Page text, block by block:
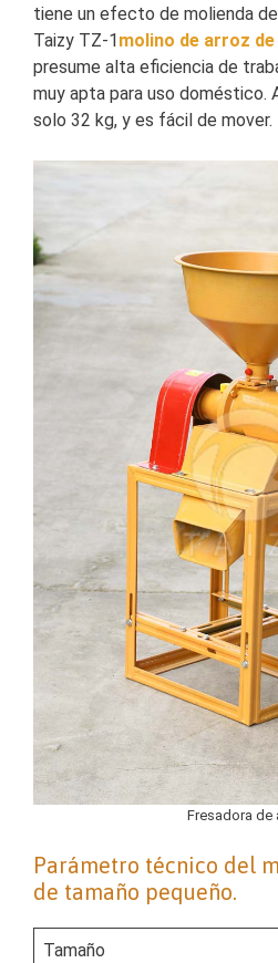
tiene un efecto de molienda
Taizy TZ-1 molino de arroz
presume alta eficiencia de
muy apta para uso doméstico.
solo 32 kg, y es fácil de mover.
Fresadora de
Parámetro técnico del
de tamaño pequeño.
Tamaño